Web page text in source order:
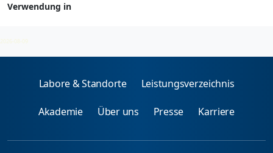
Verwendung in
2026-08-09
Labore & Standorte Leistungsverzeichnis
Akademie Über uns Presse Karriere